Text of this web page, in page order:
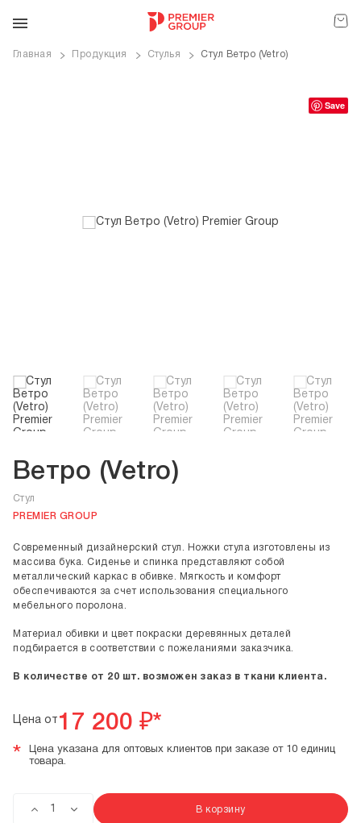
Главная Продукция Стулья Стул Ветро (Vetro)
Save
Ветро (Vetro)
Стул
PREMIER GROUP
Современный дизайнерский стул. Ножки стула изготовлены из
массива бука. Сиденье и спинка представляют собой
металлический каркас в обивке. Мягкость и комфорт
обеспечиваются за счет использования специального
мебельного поролона.
Материал обивки и цвет покраски деревянных деталей
подбирается в соответствии с пожеланиями заказчика.
В количестве от 20 шт. возможен заказ в ткани клиента.
Цена от 17 200 ₽*
*
Цена указана для оптовых клиентов при заказе от 10 единиц
товара.
В корзину